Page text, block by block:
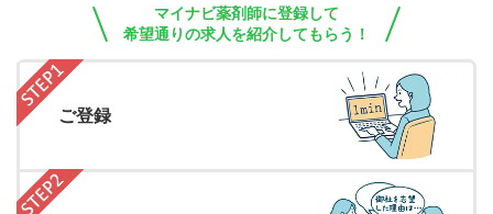
マイナビ薬剤師に登録して
希望通りの求人を紹介してもらう！
ご登録